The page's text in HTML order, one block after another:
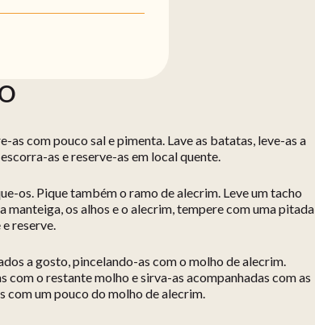
com pouco sal e pimenta. Lave as batatas, leve-as a
as e reserve-as em local quente.
os. Pique também o ramo de alecrim. Leve um tacho
manteiga, os alhos e o alecrim, tempere com uma pitada
reserve.
a gosto, pincelando-as com o molho de alecrim.
com o restante molho e sirva-as acompanhadas com as
com um pouco do molho de alecrim.